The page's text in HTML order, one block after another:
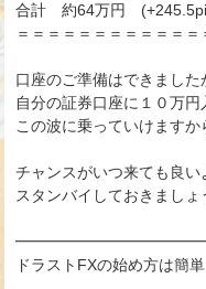
合計 約64万円
＝＝＝＝＝＝＝＝＝＝＝＝
口座のご準備はできました
自分の証券口座に１０万
この波に乗っていけますか
チャンスがいつ来ても良い
スタンバイしておきましょ
ドラストFXの始め方は簡単